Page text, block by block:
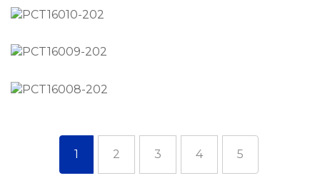
1 2 3 4 5